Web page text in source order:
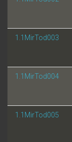
1.1MirTod003
1.1MirTod004
1.1MirTod005